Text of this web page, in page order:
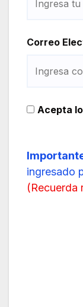
Correo
Acepta
ingresado
(Recuerda